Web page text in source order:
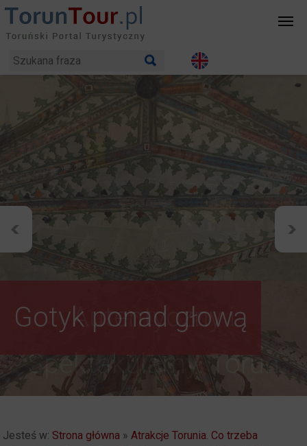
Gotyk ponad głową
Autentyczny i
Spektakularny. Toruń
Jesteś w: Strona główna »Atrakcje Torunia. Co trzeba